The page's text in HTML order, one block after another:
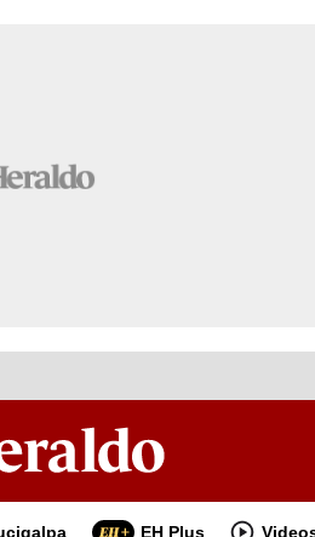
EH Plus